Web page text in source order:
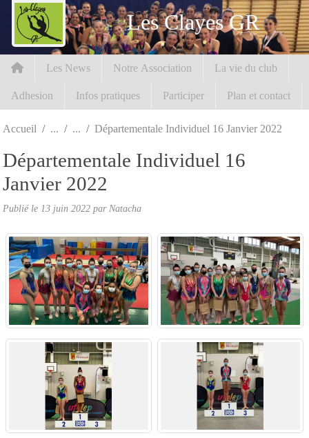
Les Clayes GR
Les News Notre Association La vie du club
Adhesion Infos pratiques Participer Plan et contact
Accueil Départementale Individuel 16 Janvier 2022
Départementale Individuel 16
Janvier 2022
Publié le 13 juin 2022 par Natacha
Panneau de gestion des cookies